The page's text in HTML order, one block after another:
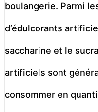
boulangerie. Parmi
d’édulcorants
saccharine et le
artificiels sont
consommer en